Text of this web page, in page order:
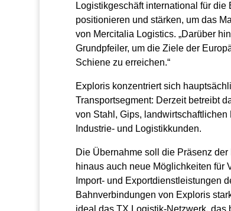
Logistikgeschäft international für
positionieren und stärken, um das
von Mercitalia Logistics. „Darüber
Grundpfeiler, um die Ziele der
Schiene zu erreichen.“
Exploris konzentriert sich
Transportsegment: Derzeit betreibt
von Stahl, Gips,
Industrie- und Logistikkunden.
Die Übernahme soll die Präsenz
hinaus auch neue Möglichkeiten für
Import- und Exportdienstleistungen
Bahnverbindungen von Exploris
ideal das TX Logistik-Netzwerk, das